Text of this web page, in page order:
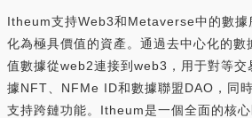
Itheum支持Web3和Metaverse中的數據
化為極具價值的資產。通過去中心化的數
值數據從web2連接到web3，用于對等交
據NFT、NFMe ID和數據聯盟DAO，同
支持跨鏈功能。Itheum是一個全面的核心